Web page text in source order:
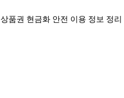
상품권 현금화 안전 이용 정보 정리